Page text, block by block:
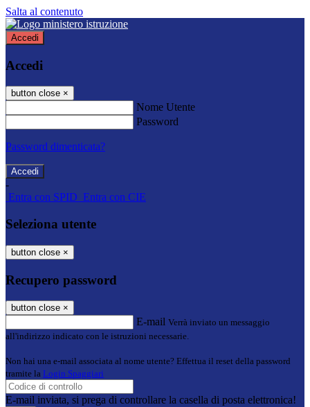
Salta al contenuto
Accedi
Accedi
button close ×
Nome Utente
Password
Password dimenticata?
-
Entra con SPID Entra con CIE
Seleziona utente
button close ×
Recupero password
button close ×
E-mail Verrà inviato un messaggio
all'indirizzo indicato con le istruzioni necessarie.
Non hai una e-mail associata al nome utente? Effettua il reset della password
tramite la Login Spaggiari
E-mail inviata, si prega di controllare la casella di posta elettronica!